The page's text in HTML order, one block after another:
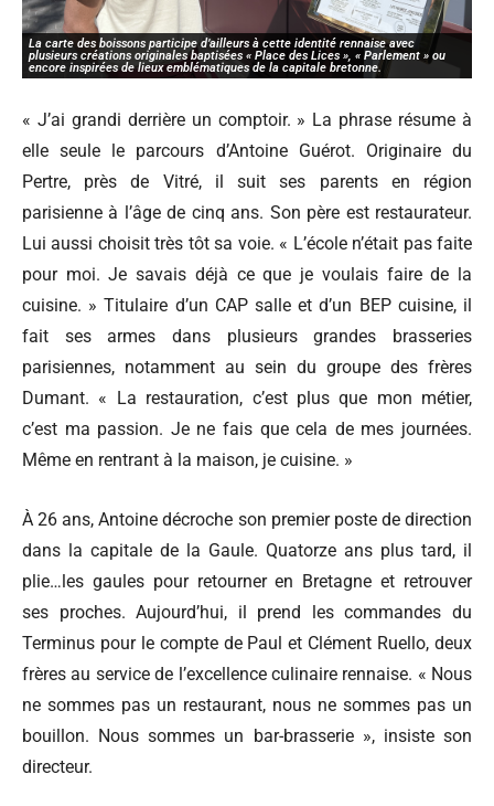
La carte des boissons participe d’ailleurs à cette identité rennaise avec
plusieurs créations originales baptisées « Place des Lices », « Parlement » ou
encore inspirées de lieux emblématiques de la capitale bretonne.
« J’ai grandi derrière un comptoir. » La phrase résume à
elle seule le parcours d’Antoine Guérot. Originaire du
Pertre, près de Vitré, il suit ses parents en région
parisienne à l’âge de cinq ans. Son père est restaurateur.
Lui aussi choisit très tôt sa voie. « L’école n’était pas faite
pour moi. Je savais déjà ce que je voulais faire de la
cuisine. » Titulaire d’un CAP salle et d’un BEP cuisine, il
fait ses armes dans plusieurs grandes brasseries
parisiennes, notamment au sein du groupe des frères
Dumant. « La restauration, c’est plus que mon métier,
c’est ma passion. Je ne fais que cela de mes journées.
Même en rentrant à la maison, je cuisine. »
À 26 ans, Antoine décroche son premier poste de direction
dans la capitale de la Gaule. Quatorze ans plus tard, il
plie…les gaules pour retourner en Bretagne et retrouver
ses proches. Aujourd’hui, il prend les commandes du
Terminus pour le compte de Paul et Clément Ruello, deux
frères au service de l’excellence culinaire rennaise. « Nous
ne sommes pas un restaurant, nous ne sommes pas un
bouillon. Nous sommes un bar-brasserie », insiste son
directeur.